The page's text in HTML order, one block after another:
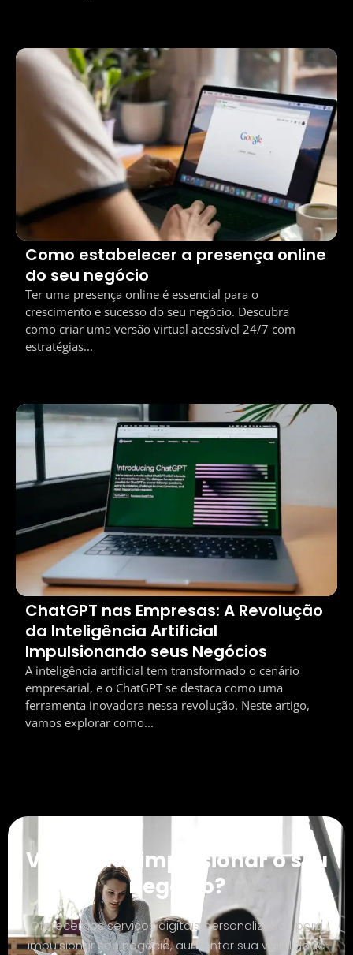
Como estabelecer a presença online
do seu negócio
Ter uma presença online é essencial para o
crescimento e sucesso do seu negócio. Descubra
como criar uma versão virtual acessível 24/7 com
estratégias...
ChatGPT nas Empresas: A Revolução
da Inteligência Artificial
Impulsionando seus Negócios
A inteligência artificial tem transformado o cenário
empresarial, e o ChatGPT se destaca como uma
ferramenta inovadora nessa revolução. Neste artigo,
vamos explorar como...
Você quer impulsionar o seu
negócio?
Oferecemos serviços digitais personalizados para
impulsionar seu negócio, aumentar sua visibilidade